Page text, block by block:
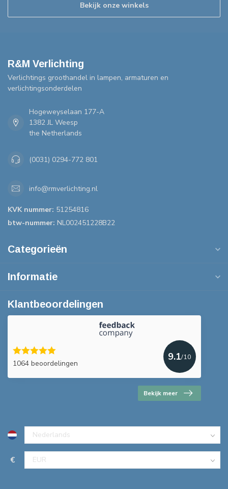
Bekijk onze winkels
R&M Verlichting
Verlichtings groothandel in lampen, armaturen en
verlichtingsonderdelen
Hogeweyselaan 177-A
1382 JL Weesp
the Netherlands
(0031) 0294-772 801
info@rmverlichting.nl
KVK nummer: 51254816
btw-nummer: NL002451228B22
Categorieën
Informatie
Klantbeoordelingen
1064 beoordelingen
9.1/10
Bekijk meer
€